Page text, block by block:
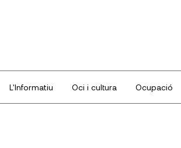
L'Informatiu Oci i cultura Ocupació